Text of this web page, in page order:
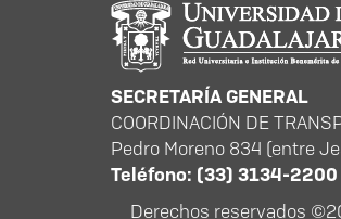
SECRETARÍA GENERAL
COORDINACIÓN DE
Pedro Moreno 834 (entre
Teléfono: (33) 3134-
Derechos reservados